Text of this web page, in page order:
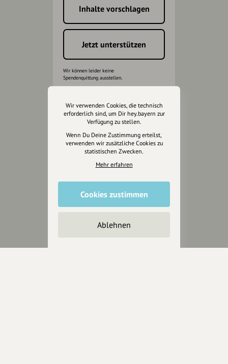
Inhalte vorschlagen
Jetzt unterstützen
Wir können leider keine
Spendenquittung ausstellen.
Wir verwenden Cookies, die technisch
erforderlich sind, um Dir hey.bayern zur
Verfügung zu stellen.
Wenn Du Deine Zustimmung erteilst,
verwenden wir zusätzliche Cookies zu
statistischen Zwecken.
Mehr erfahren
Cookies zustimmen
Ablehnen